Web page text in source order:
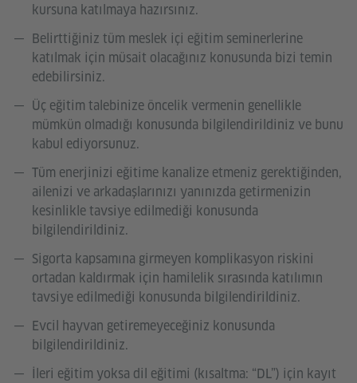
kursuna katılmaya hazırsınız.
Belirttiğiniz tüm meslek içi eğitim seminerlerine
katılmak için müsait olacağınız konusunda bizi temin
edebilirsiniz.
Üç eğitim talebinize öncelik vermenin genellikle
mümkün olmadığı konusunda bilgilendirildiniz ve bunu
kabul ediyorsunuz.
Tüm enerjinizi eğitime kanalize etmeniz gerektiğinden,
ailenizi ve arkadaşlarınızı yanınızda getirmenizin
kesinlikle tavsiye edilmediği konusunda
bilgilendirildiniz.
Sigorta kapsamına girmeyen komplikasyon riskini
ortadan kaldırmak için hamilelik sırasında katılımın
tavsiye edilmediği konusunda bilgilendirildiniz.
Evcil hayvan getiremeyeceğiniz konusunda
bilgilendirildiniz.
İleri eğitim yoksa dil eğitimi (kısaltma: “DL”) için kayıt